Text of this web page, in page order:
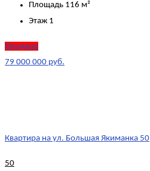
Площадь 116 м²
Этаж 1
Продано
79 000 000 руб.
Квартира на ул. Большая Якиманка 50
50